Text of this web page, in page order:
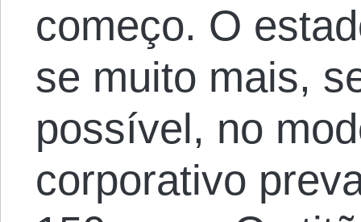
começo. O
se muito mais,
possível, no
corporativo